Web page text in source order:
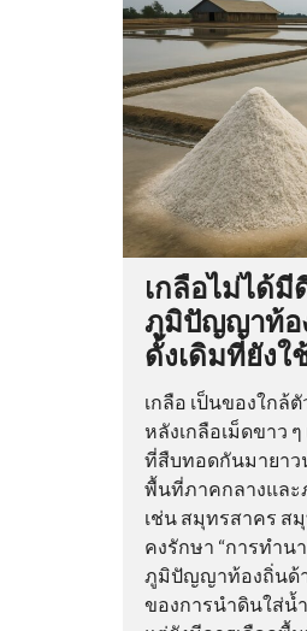
เกลือไม่ได้มี
ภูมิปัญญาท้อ
ดั้งเดิมที่ยังใ
เกลือ เป็นของใกล้
หลังเกลือเม็ดขาว
ที่สืบทอดกันมายาว
พื้นที่ภาคกลางและ
เช่น สมุทรสาคร ส
คงรักษา “การทำน
ภูมิปัญญาท้องถิ่นด้า
ของการนำดินใส่น้